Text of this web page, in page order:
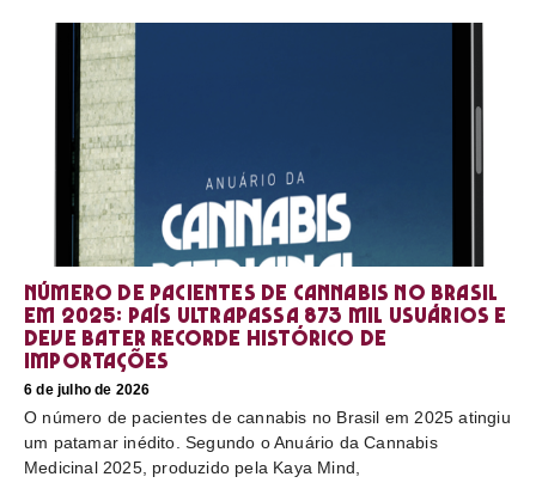
Número de pacientes de cannabis no Brasil
em 2025: país ultrapassa 873 mil usuários e
deve bater recorde histórico de
importações
6 de julho de 2026
O número de pacientes de cannabis no Brasil em 2025 atingiu
um patamar inédito. Segundo o Anuário da Cannabis
Medicinal 2025, produzido pela Kaya Mind,